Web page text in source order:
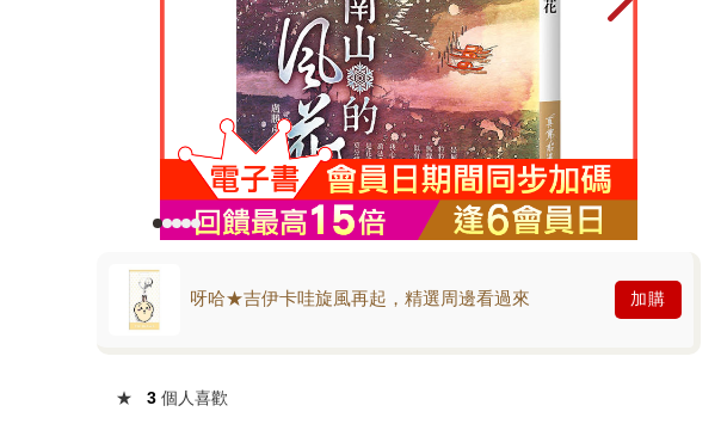
呀哈★吉伊卡哇旋風再起，精選周邊看過來 加購
★ 3 個人喜歡